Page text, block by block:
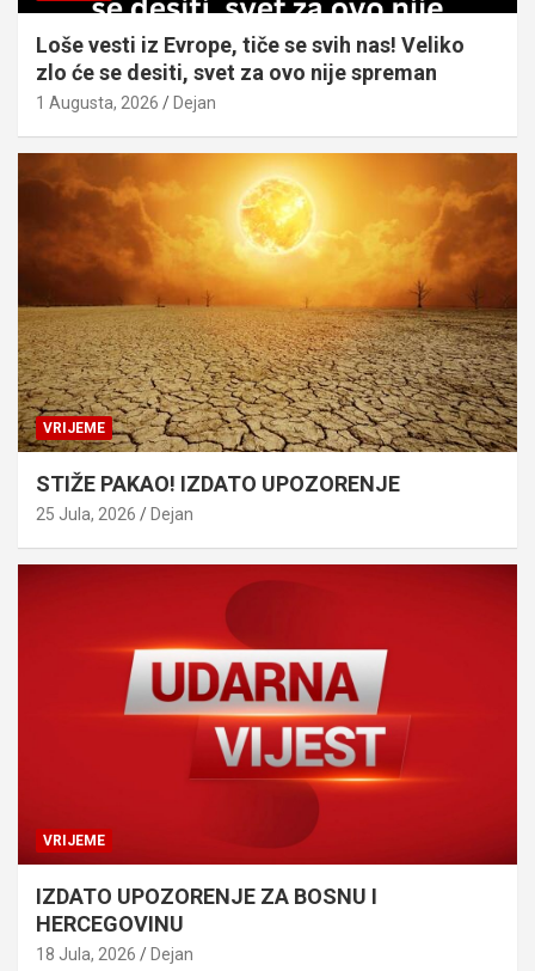
Loše vesti iz Evrope, tiče se svih nas! Veliko
zlo će se desiti, svet za ovo nije spreman
1 Augusta, 2026 Dejan
VRIJEME
STIŽE PAKAO! IZDATO UPOZORENJE
25 Jula, 2026 Dejan
VRIJEME
IZDATO UPOZORENJE ZA BOSNU I
HERCEGOVINU
18 Jula, 2026 Dejan